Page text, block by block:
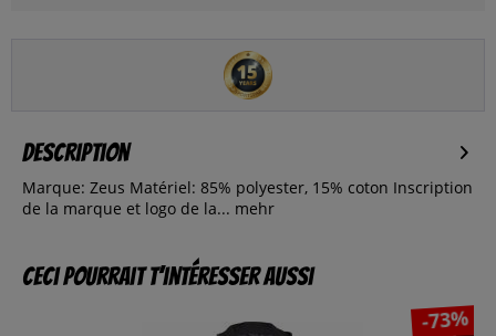
Description
Marque: Zeus Matériel: 85% polyester, 15% coton Inscription
de la marque et logo de la... mehr
Ceci pourrait t’intéresser aussi
-73%